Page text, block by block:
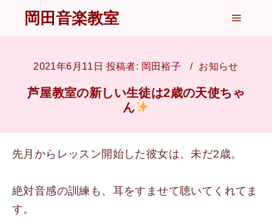
岡田音楽教室
2021年6月11日 投稿者: 岡田裕子 お知らせ
芦屋教室の新しい生徒は2歳の天使ちゃ
ん
先月からレッスン開始した彼女は、未だ2歳。
絶対音感の訓練も、耳をすませて聴いてくれてま
す。